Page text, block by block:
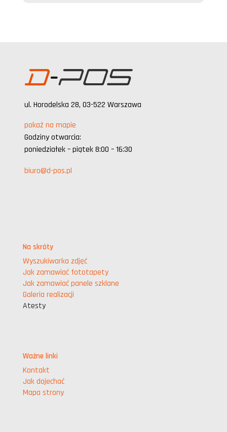
ul. Horodelska 28, 03-522 Warszawa
pokaż na mapie
Godziny otwarcia:
poniedziałek – piątek 8:00 – 16:30
biuro@d-pos.pl
Na skróty
Wyszukiwarka zdjęć
Jak zamawiać fototapety
Jak zamawiać panele szklane
Galeria realizacji
Atesty
Ważne linki
Kontakt
Jak dojechać
Mapa strony